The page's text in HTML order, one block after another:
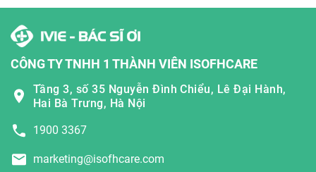
CÔNG TY TNHH 1 THÀNH VIÊN ISOFHCARE
Tầng 3, số 35 Nguyễn Đình Chiểu, Lê Đại Hành,
Hai Bà Trưng, Hà Nội
1900 3367
marketing@isofhcare.com